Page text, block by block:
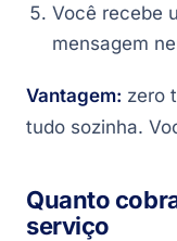
Você recebe
mensagem
Vantagem: zero
tudo sozinha.
Quanto
serviço